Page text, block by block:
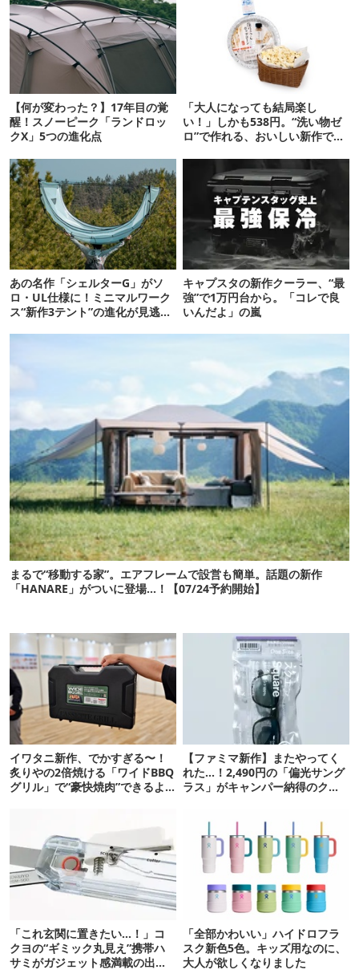
【何が変わった？】17年目の覚
醒！スノーピーク「ランドロッ
クX」5つの進化点
「大人になっても結局楽し
い！」しかも538円。“洗い物ゼ
ロ”で作れる、おいしい新作です
あの名作「シェルターG」がソ
ロ・UL仕様に！ミニマルワーク
ス“新作3テント”の進化が見逃せ
キャプスタの新作クーラー、“最
強”で1万円台から。「コレで良
いんだよ」の嵐
まるで“移動する家”。エアフレームで設営も簡単。話題の新作
「HANARE」がついに登場…！【07/24予約開始】
イワタニ新作、でかすぎる〜！
炙りやの2倍焼ける「ワイドBBQ
グリル」で“豪快焼肉”できるよ
【ファミマ新作】またやってく
れた…！2,490円の「偏光サング
ラス」がキャンパー納得のクオ
「これ玄関に置きたい…！」コ
クヨの“ギミック丸見え”携帯ハ
サミがガジェット感満載の出来
「全部かわいい」ハイドロフラ
スク新色5色。キッズ用なのに、
大人が欲しくなりました